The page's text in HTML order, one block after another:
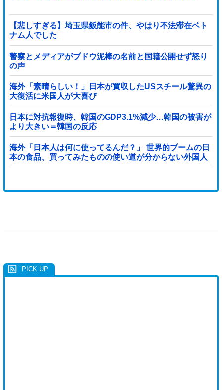
【悲しすぎる】埼玉県飯能市の件、やはり不法滞在ベト
ナム人でした
警察とメディアがブドウ泥棒の名前と国籍公開せず怒り
の声
海外「素晴らしい！」日本が買収したUSスチール驚異の
大復活に米国人が大喜び
日本に対抗報復時、韓国のGDP3.1%減少…韓国の被害が
より大きい＝韓国の反応
海外「日本人は何に使ってるんだ？」 世界的ブームの日
本の食品、買ってみたものの使い道が分からない外国人
が続出